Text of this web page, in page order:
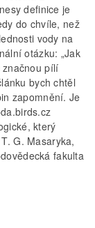
definice je
do chvíle, než
vody na
otázku: „Jak
značnou pílí
bych chtěl
zapomnění. Je
který
G. Masaryka,
fakulta